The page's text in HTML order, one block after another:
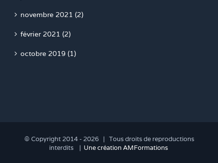
novembre 2021 (2)
février 2021 (2)
octobre 2019 (1)
© Copyright 2014 -2026 | Tous droits de reproductions
interdits | Une création AMFormations